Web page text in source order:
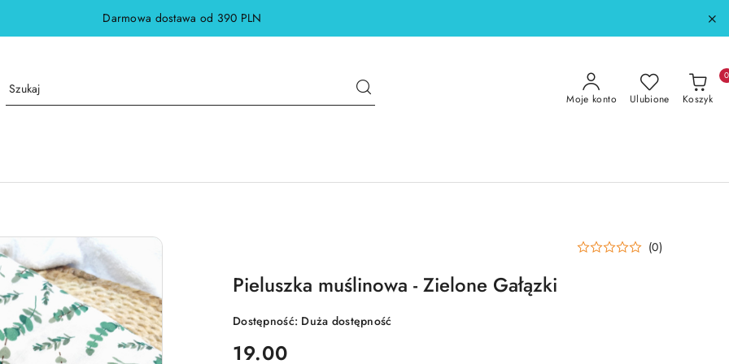
Darmowa dostawa od 390 PLN
Moje konto Ulubione Koszyk
0
(0)
Pieluszka muślinowa - Zielone Gałązki
Dostępność: Duża dostępność
cena:
19.00